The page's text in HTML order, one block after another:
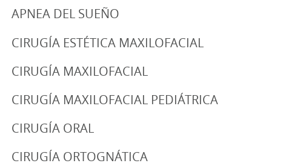
APNEA DEL SUEÑO
CIRUGÍA ESTÉTICA MAXILOFACIAL
CIRUGÍA MAXILOFACIAL
CIRUGÍA MAXILOFACIAL PEDIÁTRICA
CIRUGÍA ORAL
CIRUGÍA ORTOGNÁTICA